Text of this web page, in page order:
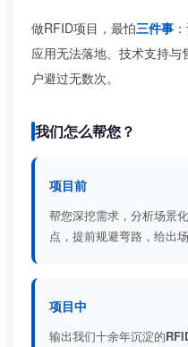
做RFID项目，最怕三件事
应用无法落地、技术支持
户避过无数次。
我们怎么帮您？
项目前
帮您深挖需求，分析场景
点，提前规避弯路，给出
项目中
输出我们十余年沉淀的